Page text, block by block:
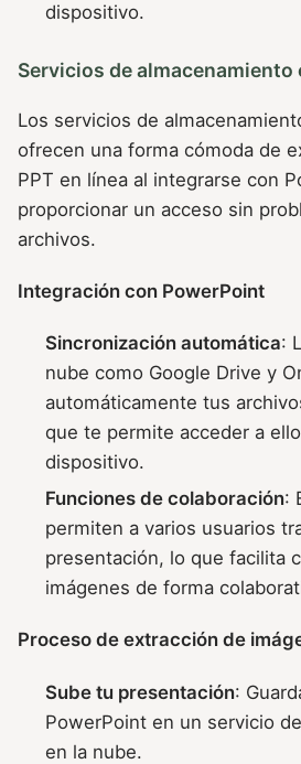
dispositivo.
Servicios de almacenamiento
Los servicios de
ofrecen una forma cómoda de
PPT en línea al integrarse con
proporcionar un acceso sin
archivos.
Integración con PowerPoint
Sincronización automática:
nube como Google Drive y
automáticamente tus
que te permite acceder a
dispositivo.
Funciones de colaboración:
permiten a varios usuarios
presentación, lo que facilita
imágenes de forma
Proceso de extracción de
Sube tu presentación:
PowerPoint en un servicio
en la nube.